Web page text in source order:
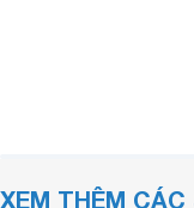
XEM THÊM